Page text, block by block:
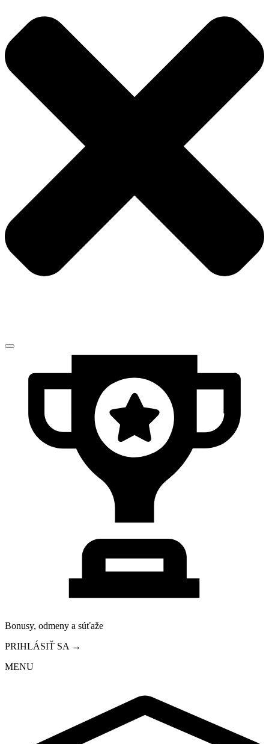
Bonusy, odmeny a súťaže
PRIHLÁSIŤ SA →
MENU